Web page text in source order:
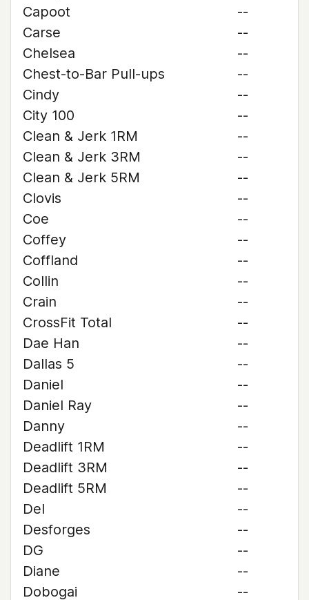
Capoot
--
Carse
--
Chelsea
--
Chest-to-Bar Pull-ups
--
Cindy
--
City 100
--
Clean & Jerk 1RM
--
Clean & Jerk 3RM
--
Clean & Jerk 5RM
--
Clovis
--
Coe
--
Coffey
--
Coffland
--
Collin
--
Crain
--
CrossFit Total
--
Dae Han
--
Dallas 5
--
Daniel
--
Daniel Ray
--
Danny
--
Deadlift 1RM
--
Deadlift 3RM
--
Deadlift 5RM
--
Del
--
Desforges
--
DG
--
Diane
--
Dobogai
--